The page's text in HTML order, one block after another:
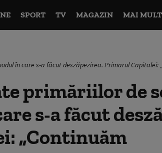
SPORT TV MAGAZIN MAI
în care s-a făcut deszăpezirea. Primarul Capitalei:
primăriilor de
s-a făcut
„Continuăm